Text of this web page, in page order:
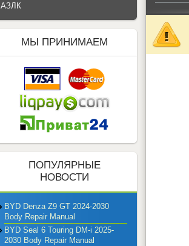
АЗЛК
МЫ ПРИНИМАЕМ
ПОПУЛЯРНЫЕ
НОВОСТИ
BYD Denza Z9 GT 2024-2030
Body Repair Manual
BYD Seal 6 Touring DM-i 2025-
2030 Body Repair Manual